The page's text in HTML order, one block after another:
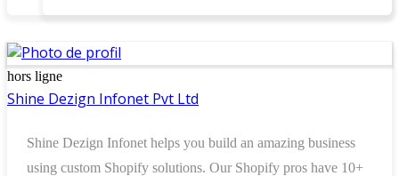
hors ligne
Shine Dezign Infonet Pvt Ltd
Shine Dezign Infonet helps you build an amazing business
using custom Shopify solutions. Our Shopify pros have 10+